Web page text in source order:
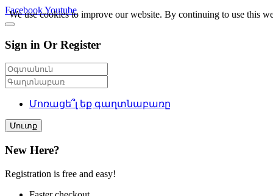
FacebookYoutube
Sign in Or Register
Մոռացե՞լ եք գաղտնաբառը
Մուտք
New Here?
Registration is free and easy!
We use cookies to improve our website. By continuing to use this